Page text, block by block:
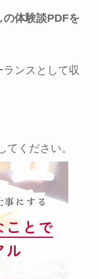
体験談PDFを
ンスとして収
てください。